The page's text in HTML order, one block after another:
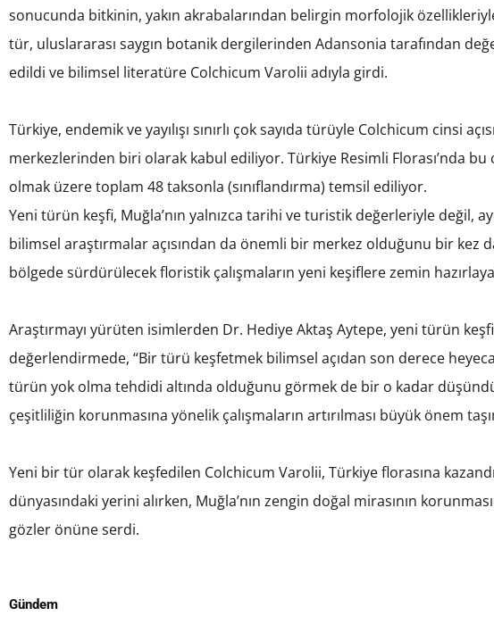
sonucunda bitkinin, yakın akrabalarından belirgin morfolojik
tür, uluslararası saygın botanik dergilerinden Adansonia tarafından
edildi ve bilimsel literatüre Colchicum Varolii adıyla girdi.
Türkiye, endemik ve yayılışı sınırlı çok sayıda türüyle Colchicum cinsi
merkezlerinden biri olarak kabul ediliyor. Türkiye Resimli Florası’nda bu
olmak üzere toplam 48 taksonla (sınıflandırma) temsil ediliyor.
Yeni türün keşfi, Muğla’nın yalnızca tarihi ve turistik değerleriyle değil,
bilimsel araştırmalar açısından da önemli bir merkez olduğunu bir kez
bölgede sürdürülecek floristik çalışmaların yeni keşiflere zemin
Araştırmayı yürüten isimlerden Dr. Hediye Aktaş Aytepe, yeni türün
değerlendirmede, “Bir türü keşfetmek bilimsel açıdan son derece
türün yok olma tehdidi altında olduğunu görmek de bir o kadar
çeşitliliğin korunmasına yönelik çalışmaların artırılması büyük önem
Yeni bir tür olarak keşfedilen Colchicum Varolii, Türkiye florasına
dünyasındaki yerini alırken, Muğla’nın zengin doğal mirasının
gözler önüne serdi.
Gündem